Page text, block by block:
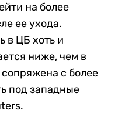
на более
ее ухода.
в ЦБ хоть и
ниже, чем в
с более
под западные